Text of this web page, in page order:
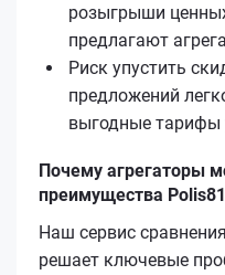
розыгрыши
предлагают
Риск упустить
предложений
выгодные тарифы
Почему агрегаторы
преимущества
Наш сервис
решает ключевые